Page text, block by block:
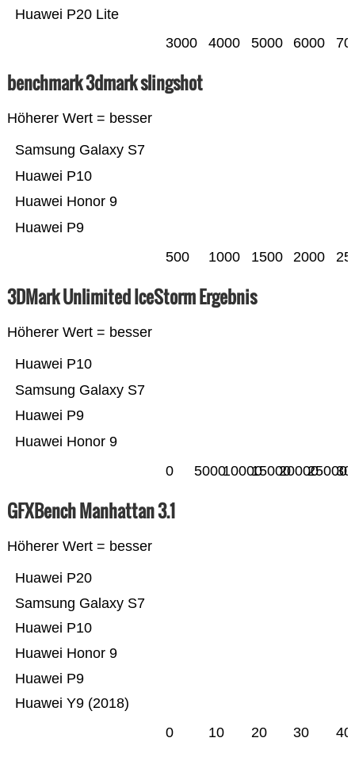
Huawei P20 Lite
3000 4000 5000 6000
benchmark 3dmark slingshot
Höherer Wert = besser
Huawei P9
Huawei Honor 9
Huawei P10
Samsung Galaxy S7
500 1000 1500 2000
3DMark Unlimited IceStorm Ergebnis
Höherer Wert = besser
Huawei Honor 9
Huawei P9
Samsung Galaxy S7
Huawei P10
0 500010000150002000025000
GFXBench Manhattan 3.1
Höherer Wert = besser
Huawei Y9 (2018)
Huawei P9
Huawei Honor 9
Huawei P10
Samsung Galaxy S7
Huawei P20
0 10 20 30 40